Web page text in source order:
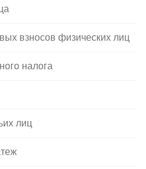
взносов физических лиц
налога
лиц